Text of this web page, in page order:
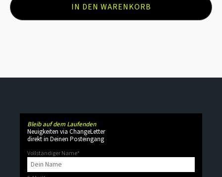
IN DEN WARENKORB
Bleib auf dem Laufenden
Neuigkeiten via ChangeLetter
direkt in Deinen Posteingang
Vollständiger Name*